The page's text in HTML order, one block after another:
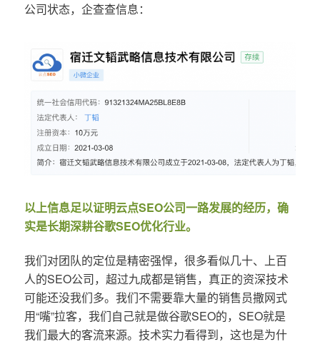
公司状态，企查查信息：
以上信息足以证明云点SEO公司一路发展的经历，确
实是长期深耕谷歌SEO优化行业。
我们对团队的定位是精密强悍，很多看似几十、上百
人的SEO公司，超过九成都是销售，真正的资深技术
可能还没我们多。我们不需要靠大量的销售员撒网式
用“嘴”拉客，我们自己就是做谷歌SEO的，SEO就是
我们最大的客流来源。技术实力看得到，这也是为什